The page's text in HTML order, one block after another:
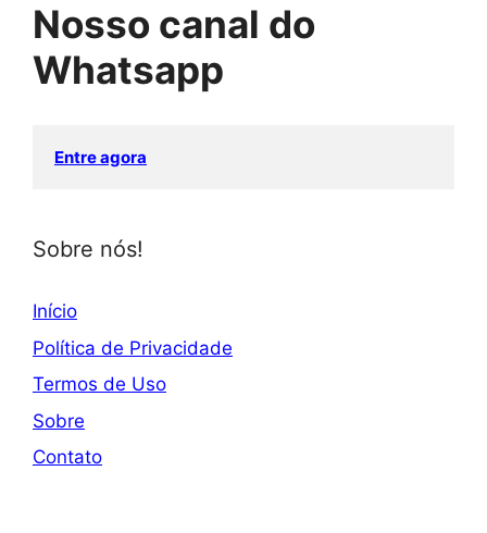
Nosso canal do
Whatsapp
Entre agora
Sobre nós!
Início
Política de Privacidade
Termos de Uso
Sobre
Contato